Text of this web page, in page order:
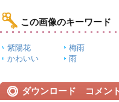
この画像のキーワード
紫陽花 梅雨
かわいい
雨
ダウンロード コメント